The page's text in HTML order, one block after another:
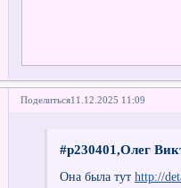
Поделиться11.12.2025 11:09
#p230401,Олег
Она была тут http://